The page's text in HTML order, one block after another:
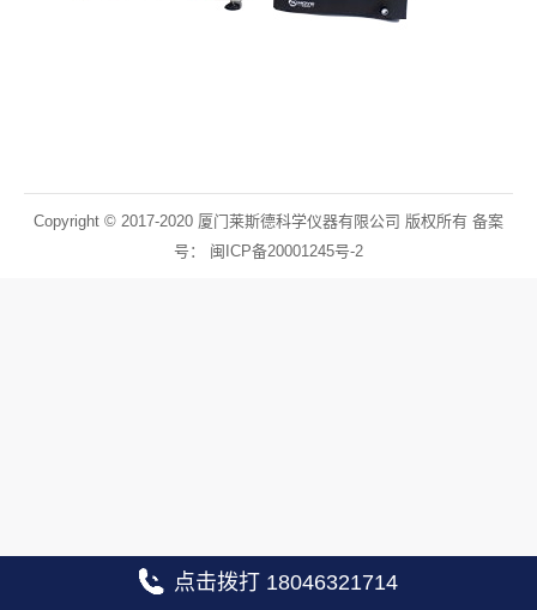
Copyright © 2017-2020 厦门莱斯德科学仪器有限公司 版权所有 备案
号： 闽ICP备20001245号-2
点击拨打 18046321714